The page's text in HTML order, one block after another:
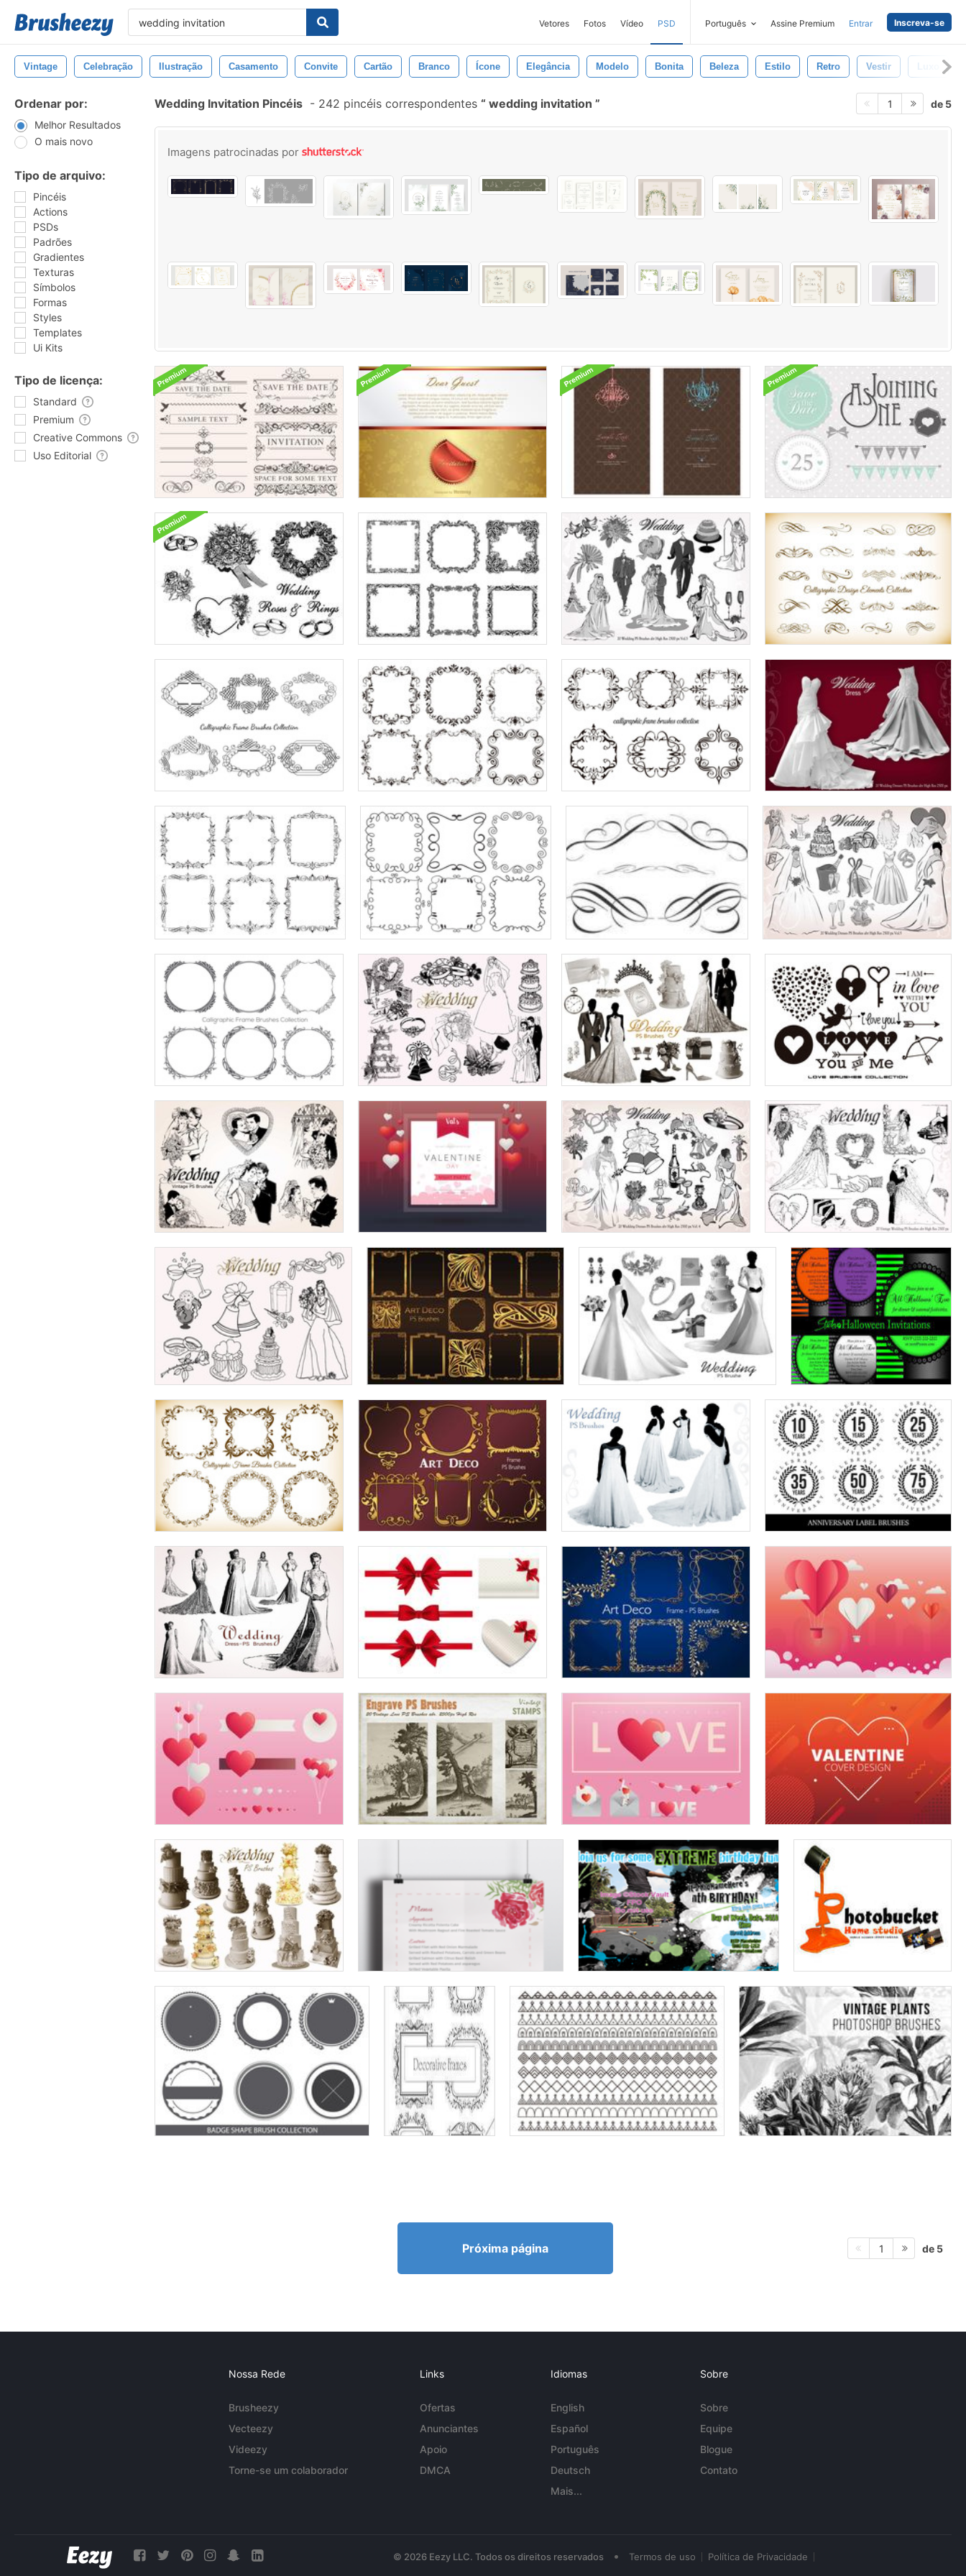
Vetores Fotos Vídeo PSD Português Assine Premium Entrar Inscreva-se
Vintage Celebração Ilustração Casamento Convite Cartão Branco Ícone Elegância Modelo Bonita Beleza Estilo Retro Vestir
Ordenar por:
Melhor Resultados
O mais novo
Tipo de arquivo:
Pincéis
Actions
PSDs
Padrões
Gradientes
Texturas
Símbolos
Formas
Styles
Templates
Ui Kits
Tipo de licença:
Standard
Premium
Creative Commons
Uso Editorial
Wedding Invitation Pincéis - 242 pincéis correspondentes wedding invitation 1 de 5
Imagens patrocinadas por
Próxima página 1 de 5
Nossa Rede
Brusheezy
Vecteezy
Videezy
Torne-se um colaborador
Links
Ofertas
Anunciantes
Apoio
DMCA
Idiomas
English
Español
Português
Deutsch
Mais...
Sobre
Sobre
Equipe
Blogue
Contato
© 2026 Eezy LLC. Todos os direitos reservados • Termos de uso Política de Privacidade